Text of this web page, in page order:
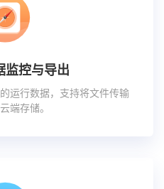
监控与导出
运行数据，支持将文件传输
端存储。